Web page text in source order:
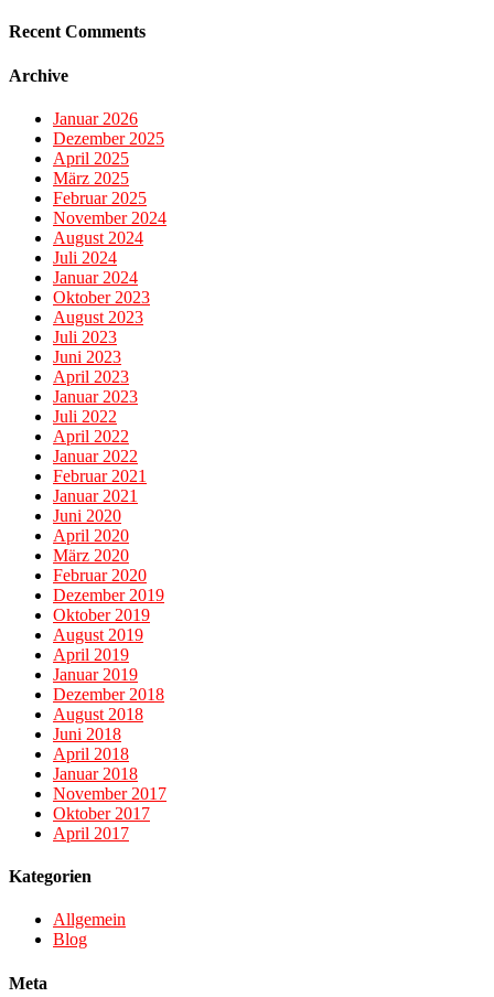
Recent Comments
Archive
Januar 2026
Dezember 2025
April 2025
März 2025
Februar 2025
November 2024
August 2024
Juli 2024
Januar 2024
Oktober 2023
August 2023
Juli 2023
Juni 2023
April 2023
Januar 2023
Juli 2022
April 2022
Januar 2022
Februar 2021
Januar 2021
Juni 2020
April 2020
März 2020
Februar 2020
Dezember 2019
Oktober 2019
August 2019
April 2019
Januar 2019
Dezember 2018
August 2018
Juni 2018
April 2018
Januar 2018
November 2017
Oktober 2017
April 2017
Kategorien
Allgemein
Blog
Meta